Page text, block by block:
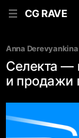
CG RAVE
Anna Derevyankina
Селекта —
и продажи